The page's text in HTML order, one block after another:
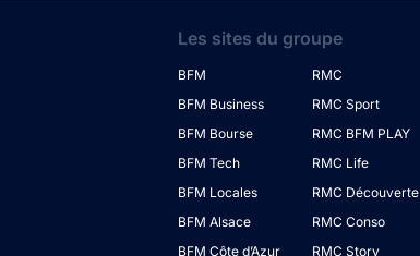
Les sites du groupe
BFM
BFM Business
BFM Bourse
BFM Tech
BFM Locales
BFM Alsace
BFM Côte d’Azur
RMC
RMC Sport
RMC BFM PLAY
RMC Life
RMC Découverte
RMC Conso
RMC Story